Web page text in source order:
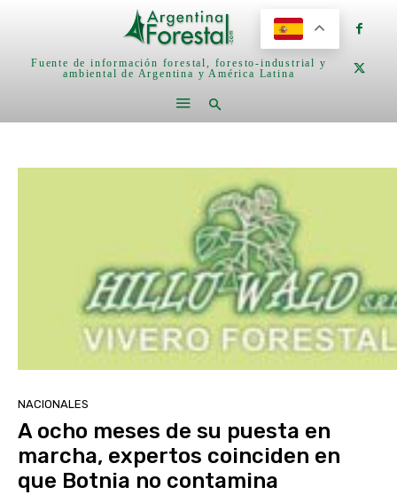
Fuente de información forestal, foresto-industrial y
ambiental de Argentina y América Latina
NACIONALES
A ocho meses de su puesta en
marcha, expertos coinciden en
que Botnia no contamina